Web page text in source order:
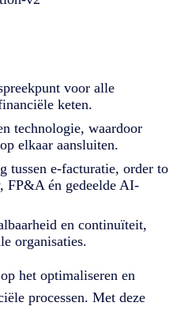
voor alle
keten.
technologie, waardoor
elkaar aansluiten.
tussen e-facturatie, order to
FP&A én gedeelde AI-
en continuïteit,
organisaties.
het optimaliseren en
processen. Met deze